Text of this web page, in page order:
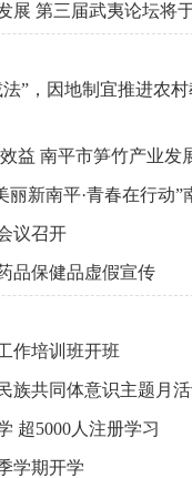
展 第三届武夷论坛将
法”，因地制宜推进农
益 南平市笋竹产业发
丽新南平·青春在行动
议召开
品保健品虚假宣传
作培训班开班
族共同体意识主题月
超5000人注册学习
学期开学